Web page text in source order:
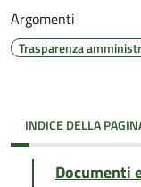
Argomenti
Trasparenza
INDICE DELLA
Documenti